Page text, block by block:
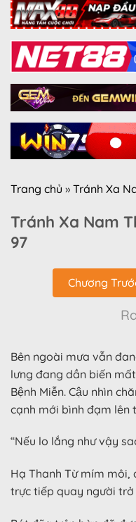
Trang chủ » Tránh Xa
Tránh Xa Nam
97
Chương
Bên ngoài mưa vẫn
lưng đang dần biến
Bệnh Miễn. Cậu nhìn
cạnh mới bình đạm lên
“Nếu lo lắng như vậy
Hạ Thanh Từ mím môi,
trực tiếp quay người trở